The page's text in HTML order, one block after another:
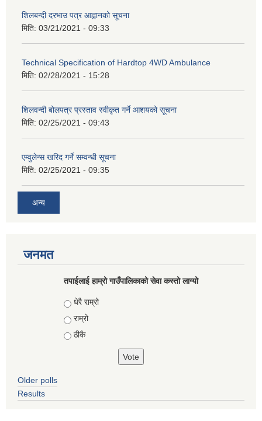
शिलबन्दी दरभाउ पत्र आह्वानको सूचना
मिति: 03/21/2021 - 09:33
Technical Specification of Hardtop 4WD Ambulance
मिति: 02/28/2021 - 15:28
शिलवन्दी बोलपत्र प्रस्ताव स्वीकृत गर्ने आशयको सूचना
मिति: 02/25/2021 - 09:43
एम्वुलेन्स खरिद गर्ने सम्वन्धी सूचना
मिति: 02/25/2021 - 09:35
अन्य
जनमत
तपाईलाई हाम्रो गाउँपालिकाको सेवा कस्तो लाग्यो
Choices
धेरै राम्रो
राम्रो
ठीकै
Older polls
Results